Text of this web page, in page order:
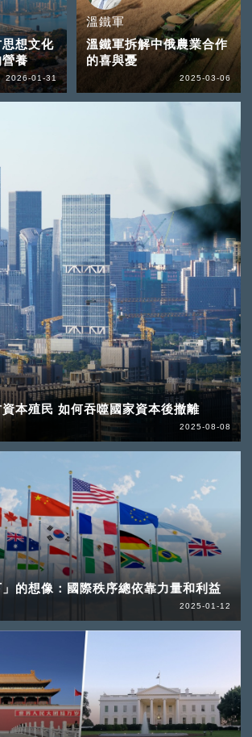
想文化
養
2026-01-31
本殖民 如何吞噬國家資本後撤離
2025-08-08
溫鐵軍
溫鐵軍拆解中俄農業合作
的喜與憂
2025-03-06
的想像：國際秩序總依靠力量和利益
2025-01-12